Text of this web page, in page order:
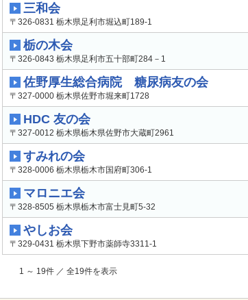
三和会
〒326-0831 栃木県足利市堀込町189-1
栃の木会
〒326-0843 栃木県足利市五十部町284－1
佐野厚生総合病院 糖尿病友の会
〒327-0000 栃木県佐野市堀来町1728
HDC 友の会
〒327-0012 栃木県栃木県佐野市大蔵町2961
すみれの会
〒328-0006 栃木県栃木市国府町306-1
マロニエ会
〒328-8505 栃木県栃木市富士見町5-32
やしお会
〒329-0431 栃木県下野市薬師寺3311-1
1 ～ 19件 ／ 全19件を表示